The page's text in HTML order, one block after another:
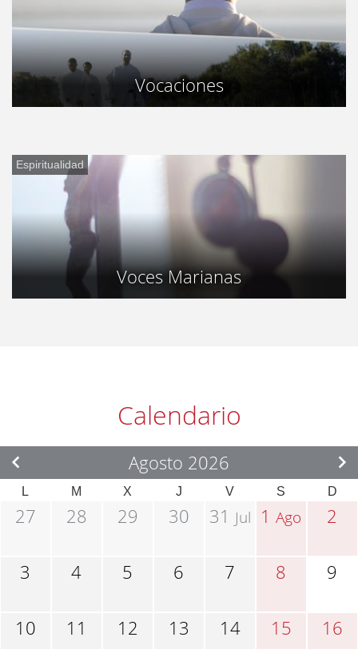
Vocaciones
Espiritualidad
Voces Marianas
Calendario
Agosto 2026
L M X J V S D
27 28 29 30 31 Jul 1Ago 2
3 4 5 6 7 8 9
10 11 12 13 14 15 16